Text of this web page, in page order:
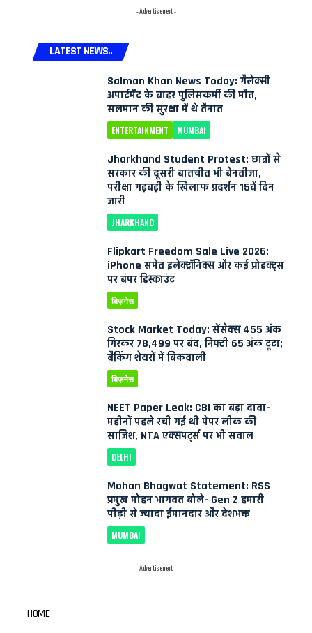
- Advertisement -
LATEST NEWS..
Salman Khan News Today: गैलेक्सी
अपार्टमेंट के बाहर पुलिसकर्मी की मौत,
सलमान की सुरक्षा में थे तैनात
ENTERTAINMENT MUMBAI
Jharkhand Student Protest: छात्रों से
सरकार की दूसरी बातचीत भी बेनतीजा,
परीक्षा गड़बड़ी के खिलाफ प्रदर्शन 15वें दिन
जारी
JHARKHAND
Flipkart Freedom Sale Live 2026:
iPhone समेत इलेक्ट्रॉनिक्स और कई प्रोडक्ट्स
पर बंपर डिस्काउंट
बिज़नेस
Stock Market Today: सेंसेक्स 455 अंक
गिरकर 78,499 पर बंद, निफ्टी 65 अंक टूटा;
बैंकिंग शेयरों में बिकवाली
बिज़नेस
NEET Paper Leak: CBI का बड़ा दावा-
महीनों पहले रची गई थी पेपर लीक की
साजिश, NTA एक्सपर्ट्स पर भी सवाल
DELHI
Mohan Bhagwat Statement: RSS
प्रमुख मोहन भागवत बोले- Gen Z हमारी
पीढ़ी से ज्यादा ईमानदार और देशभक्त
MUMBAI
- Advertisement -
HOME